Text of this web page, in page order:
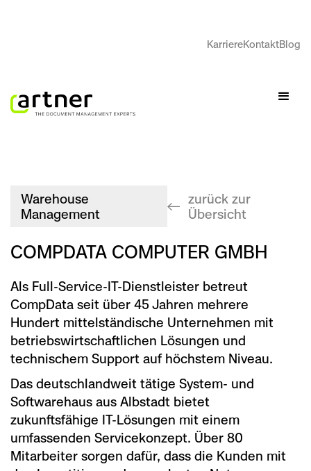
KarriereKontaktBlog
Warehouse
Management
zurück zur
Übersicht
COMPDATA COMPUTER GMBH
Als Full-Service-IT-Dienstleister betreut
CompData seit über 45 Jahren mehrere
Hundert mittelständische Unternehmen mit
betriebswirtschaftlichen Lösungen und
technischem Support auf höchstem Niveau.
Das deutschlandweit tätige System- und
Softwarehaus aus Albstadt bietet
zukunftsfähige IT-Lösungen mit einem
umfassenden Servicekonzept. Über 80
Mitarbeiter sorgen dafür, dass die Kunden mit